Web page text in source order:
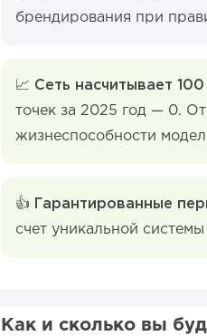
брендирования при
📈 Сеть насчитывает
точек за 2025 год — 0.
жизнеспособности
👍 Гарантированные
счет уникальной
Как и сколько вы